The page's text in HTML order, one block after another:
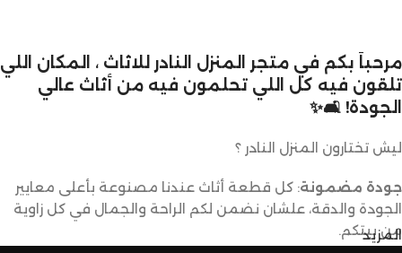
مرحباً بكم في متجر المنزل النادر للاثاث ، المكان اللي
تلقون فيه كل اللي تحلمون فيه من أثاث عالي
الجودة! 🛋️✨
ليش تختارون المنزل النادر ؟
جودة مضمونة: كل قطعة أثاث عندنا مصنوعة بأعلى معايير
الجودة والدقة، علشان نضمن لكم الراحة والجمال في كل زاوية
من بيتكم.
المزيد